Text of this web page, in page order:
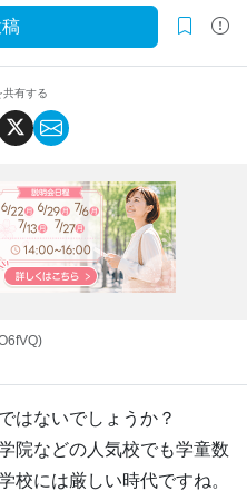
共有する
はないでしょうか？
院などの人気校でも学童数
校には厳しい時代ですね。